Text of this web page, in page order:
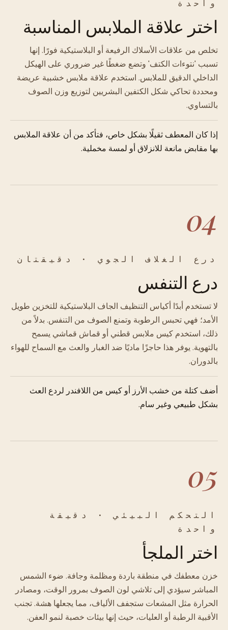
واحدة
اختر علاقة الملابس المناسبة
تخلص من علاقات الأسلاك الرفيعة أو البلاستيكية فورًا. إنها
تسبب 'نتوءات الكتف' وتضع ضغطًا غير ضروري على الهيكل
الداخلي الدقيق للملابس. استخدم علاقة ملابس خشبية عريضة
ومحددة تحاكي شكل الكتفين البشريين لتوزيع وزن الصوف
بالتساوي.
إذا كان المعطف ثقيلًا بشكل خاص، فتأكد من أن علاقة الملابس
بها مقابض مانعة للانزلاق أو لمسة مخملية.
04
درع الغلاف الجوي · دقيقتان
درع التنفس
لا تستخدم أبدًا أكياس التنظيف الجاف البلاستيكية للتخزين طويل
الأمد؛ فهي تحبس الرطوبة وتمنع الصوف من التنفس. بدلاً من
ذلك، استخدم كيس ملابس قطني أو قماش قماشي يسمح
بالتهوية. يوفر هذا حاجزًا ماديًا ضد الغبار والعث مع السماح للهواء
بالدوران.
أضف كتلة من خشب الأرز أو كيس من اللافندر لردع العث
بشكل طبيعي وغير سام.
05
التحكم البيئي · دقيقة
واحدة
اختر الملجأ
خزن معطفك في منطقة باردة ومظلمة وجافة. ضوء الشمس
المباشر سيؤدي إلى تلاشي لون الصوف بمرور الوقت، ومصادر
الحرارة مثل المشعات ستجفف الألياف، مما يجعلها هشة. تجنب
الأقبية الرطبة أو العليات، حيث إنها بيئات خصبة لنمو العفن.